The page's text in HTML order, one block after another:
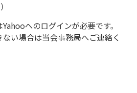
へのログインが必要です。
い場合は当会事務局へご連絡く